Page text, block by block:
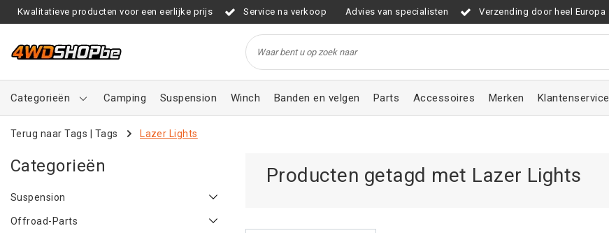
Kwalitatieve producten voor een eerlijke prijs Service na verkoop Advies van specialisten Verzending door heel Europa
Categorieën Camping Suspension Winch Banden en velgen Parts Accessoires Merken Klantenservice
Terug naar Tags Tags Lazer Lights
Categorieën
Suspension
Offroad-Parts
Producten getagd met Lazer Lights